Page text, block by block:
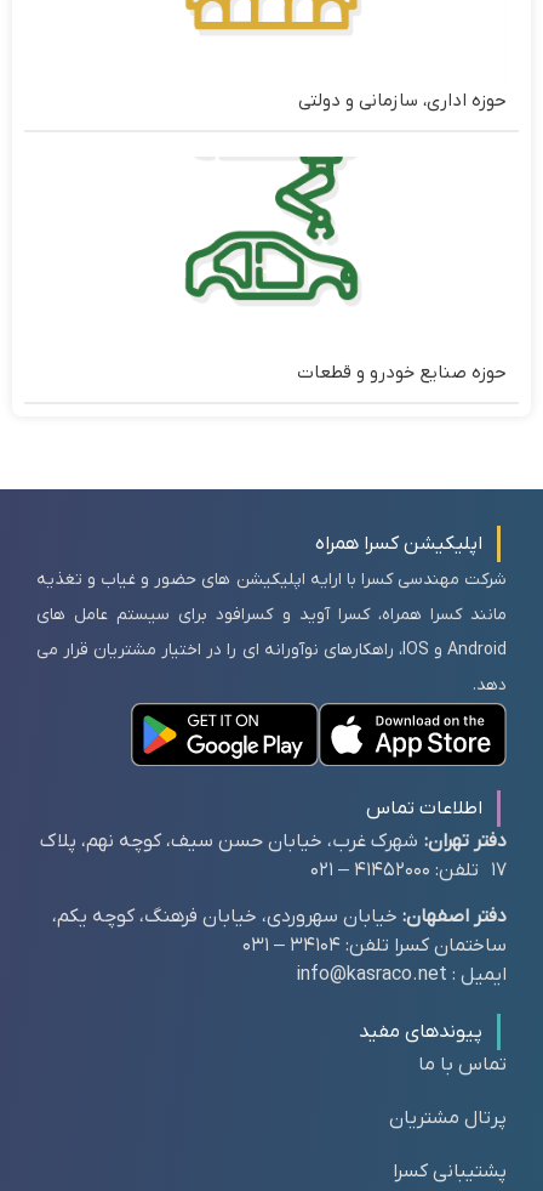
حوزه اداری، سازمانی و دولتی
حوزه صنایع خودرو و قطعات
اپلیکیشن کسرا همراه
شرکت مهندسی کسرا با ارایه اپلیکیشن های حضور و غیاب و تغذیه
مانند کسرا همراه، کسرا آوید و کسرافود برای سیستم عامل های
Android و IOS، راهکارهای نوآورانه ای را در اختیار مشتریان قرار می
دهد.
اطلاعات تماس
دفتر تهران: شهرک غرب، خیابان حسن سیف، کوچه نهم، پلاک
17 تلفن: 41452000 – 021
دفتر اصفهان: خیابان سهروردی، خیابان فرهنگ، کوچه یکم،
ساختمان کسرا تلفن: 34104 – 031
ایمیل : info@kasraco.net
پیوندهای مفید
تماس با ما
پرتال مشتریان
پشتیبانی کسرا